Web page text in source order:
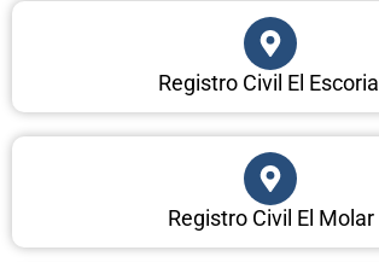
Registro Civil El Escorial
Registro Civil El Molar